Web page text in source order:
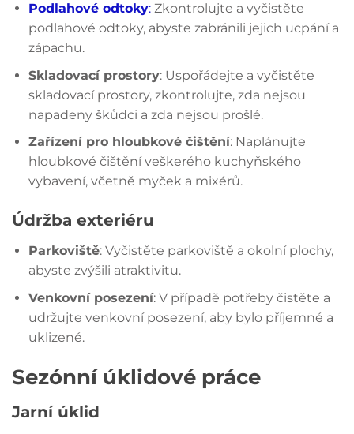
Podlahové odtoky:Zkontrolujte a vyčistěte
podlahové odtoky, abyste zabránili jejich ucpání a
zápachu.
Skladovací prostory: Uspořádejte a vyčistěte
skladovací prostory, zkontrolujte, zda nejsou
napadeny škůdci a zda nejsou prošlé.
Zařízení pro hloubkové čištění: Naplánujte
hloubkové čištění veškerého kuchyňského
vybavení, včetně myček a mixérů.
Údržba exteriéru
Parkoviště: Vyčistěte parkoviště a okolní plochy,
abyste zvýšili atraktivitu.
Venkovní posezení: V případě potřeby čistěte a
udržujte venkovní posezení, aby bylo příjemné a
uklizené.
Sezónní úklidové práce
Jarní úklid